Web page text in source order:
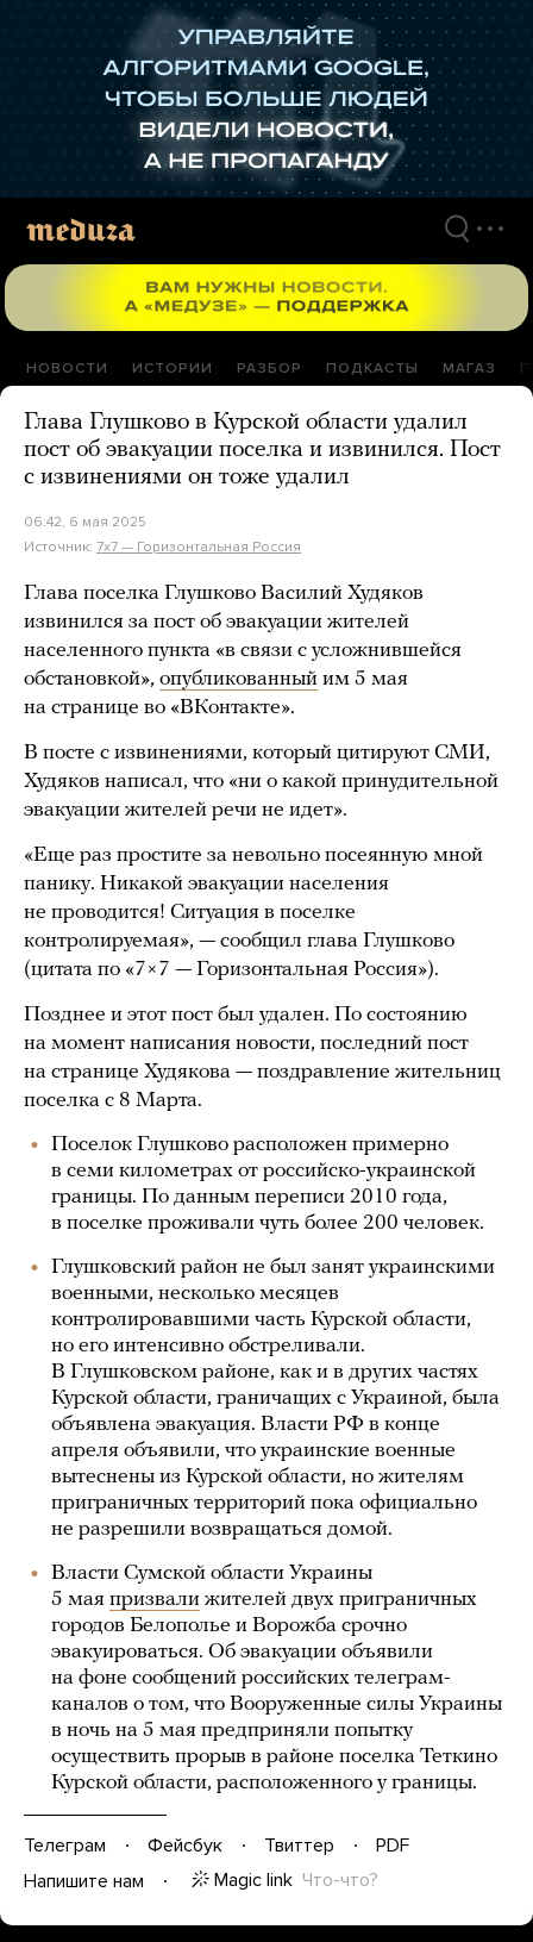
НОВОСТИ ИСТОРИИ РАЗБОР ПОДКАСТЫ МАГАЗ
Глава Глушково в Курской области удалил
пост об эвакуации поселка и извинился. Пост
с извинениями он тоже удалил
06:42, 6 мая 2025
Источник: 7х7 — Горизонтальная Россия
Глава поселка Глушково Василий Худяков
извинился за пост об эвакуации жителей
населенного пункта «в связи с усложнившейся
обстановкой», опубликованный им 5 мая
на странице во «ВКонтакте».
В посте с извинениями, который цитируют СМИ,
Худяков написал, что «ни о какой принудительной
эвакуации жителей речи не идет».
«Еще раз простите за невольно посеянную мной
панику. Никакой эвакуации населения
не проводится! Ситуация в поселке
контролируемая», — сообщил глава Глушково
(цитата по «7×7 — Горизонтальная Россия»).
Позднее и этот пост был удален. По состоянию
на момент написания новости, последний пост
на странице Худякова — поздравление жительниц
поселка с 8 Марта.
Поселок Глушково расположен примерно
в семи километрах от российско-украинской
границы. По данным переписи 2010 года,
в поселке проживали чуть более 200 человек.
Глушковский район не был занят украинскими
военными, несколько месяцев
контролировавшими часть Курской области,
но его интенсивно обстреливали.
В Глушковском районе, как и в других частях
Курской области, граничащих с Украиной, была
объявлена эвакуация. Власти РФ в конце
апреля объявили, что украинские военные
вытеснены из Курской области, но жителям
приграничных территорий пока официально
не разрешили возвращаться домой.
Власти Сумской области Украины
5 мая призвали жителей двух приграничных
городов Белополье и Ворожба срочно
эвакуироваться. Об эвакуации объявили
на фоне сообщений российских телеграм-
каналов о том, что Вооруженные силы Украины
в ночь на 5 мая предприняли попытку
осуществить прорыв в районе поселка Теткино
Курской области, расположенного у границы.
Телеграм Фейсбук Твиттер
PDF
Напишите нам
Magic link Что-что?